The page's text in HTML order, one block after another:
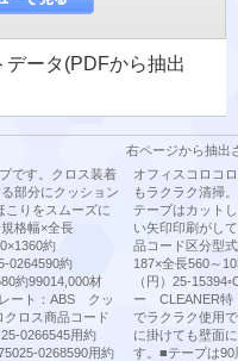
ータ(PDFから抽出
です。クロス装着
部分にクッション
こりをスムーズに
格幅×全長
約
0264590約
約99014,000材
ート：ABS クッ
ロス商品コード
0266545用約
0268590用約
右ページから抽出
オフィスコロコ
もラクラク清掃
テープはカット
い矢印印刷がし
品コード区分型
187×全長560～
（円）25-
ー CLEANER特
でラクラク使用
に掛けても壁面
す。■テープは